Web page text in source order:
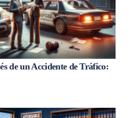
de un Accidente de Tráfico: